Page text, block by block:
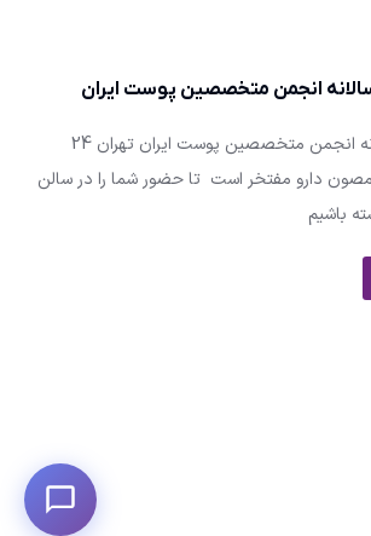
انجمن متخصصین پوست ایران
بیستمین کنگره سالانه انجمن متخصصین پوست ایران تهران 24
لغایت 26 آذر 1400 مصون دارو مفتخر است تا حضور شما را در سالن